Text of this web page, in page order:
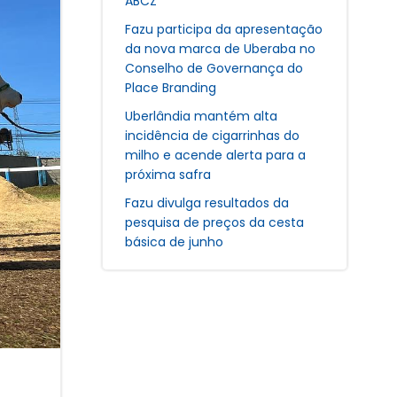
Fazu participa da apresentação
da nova marca de Uberaba no
Conselho de Governança do
Place Branding
Uberlândia mantém alta
incidência de cigarrinhas do
milho e acende alerta para a
próxima safra
Fazu divulga resultados da
pesquisa de preços da cesta
básica de junho